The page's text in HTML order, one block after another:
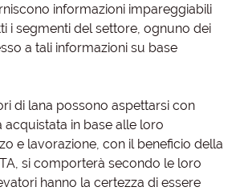
informazioni impareggiabili
i segmenti del settore, ognuno dei
a tali informazioni su base
di lana possono aspettarsi con
acquistata in base alle loro
e lavorazione, con il beneficio della
si comporterà secondo le loro
hanno la certezza di essere